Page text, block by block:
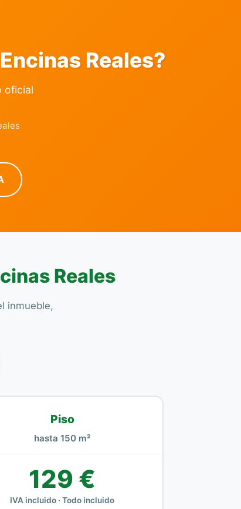
Reales?
oficial
Reales
inmueble,
Piso
hasta 150 m²
129 €
IVA incluido · Todo incluido